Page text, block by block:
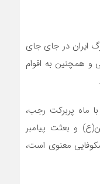
در جای جای
و همچنین به اقوام
ماه پربرکت رجب،
و بعثت پیامبر
معنوی است،